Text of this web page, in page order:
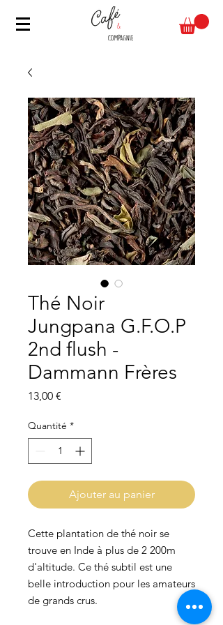
Thé Noir
Jungpana G.F.O.P
2nd flush -
Dammann Frères
13,00 €
Quantité *
Ajouter au panier
Cette plantation de thé noir se
trouve en Inde à plus de 2 200m
d'altitude. Ce thé subtil est une
belle introduction pour les amateurs
de grands crus.